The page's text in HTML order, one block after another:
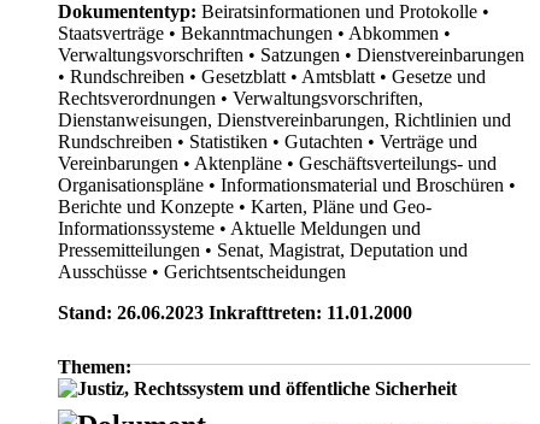
Dokumententyp: Beiratsinformationen und Protokolle •
Staatsverträge • Bekanntmachungen • Abkommen •
Verwaltungsvorschriften • Satzungen • Dienstvereinbarungen
• Rundschreiben • Gesetzblatt • Amtsblatt • Gesetze und
Rechtsverordnungen • Verwaltungsvorschriften,
Dienstanweisungen, Dienstvereinbarungen, Richtlinien und
Rundschreiben • Statistiken • Gutachten • Verträge und
Vereinbarungen • Aktenpläne • Geschäftsverteilungs- und
Organisationspläne • Informationsmaterial und Broschüren •
Berichte und Konzepte • Karten, Pläne und Geo-
Informationssysteme • Aktuelle Meldungen und
Pressemitteilungen • Senat, Magistrat, Deputation und
Ausschüsse • Gerichtsentscheidungen
Stand: 26.06.2023 Inkrafttreten: 11.01.2000
Themen: